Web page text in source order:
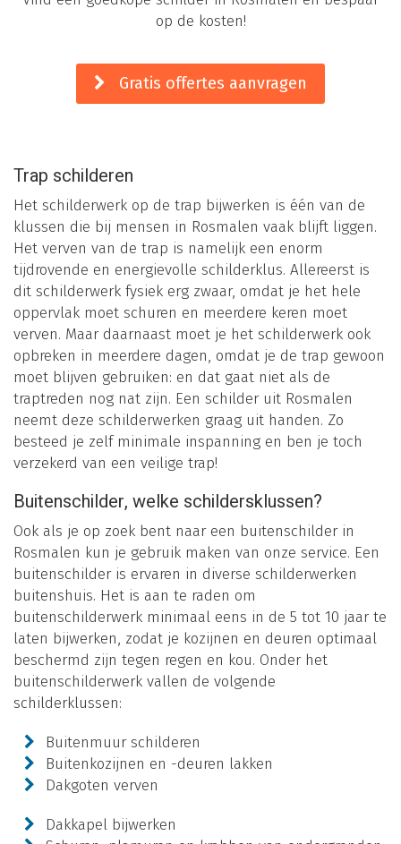
op de kosten!
Gratis offertes aanvragen
Trap schilderen
Het schilderwerk op de trap bijwerken is één van de
klussen die bij mensen in Rosmalen vaak blijft liggen.
Het verven van de trap is namelijk een enorm
tijdrovende en energievolle schilderklus. Allereerst is
dit schilderwerk fysiek erg zwaar, omdat je het hele
oppervlak moet schuren en meerdere keren moet
verven. Maar daarnaast moet je het schilderwerk ook
opbreken in meerdere dagen, omdat je de trap gewoon
moet blijven gebruiken: en dat gaat niet als de
traptreden nog nat zijn. Een schilder uit Rosmalen
neemt deze schilderwerken graag uit handen. Zo
besteed je zelf minimale inspanning en ben je toch
verzekerd van een veilige trap!
Buitenschilder, welke schildersklussen?
Ook als je op zoek bent naar een buitenschilder in
Rosmalen kun je gebruik maken van onze service. Een
buitenschilder is ervaren in diverse schilderwerken
buitenshuis. Het is aan te raden om
buitenschilderwerk minimaal eens in de 5 tot 10 jaar te
laten bijwerken, zodat je kozijnen en deuren optimaal
beschermd zijn tegen regen en kou. Onder het
buitenschilderwerk vallen de volgende
schilderklussen:
Buitenmuur schilderen
Buitenkozijnen en -deuren lakken
Dakgoten verven
Dakkapel bijwerken